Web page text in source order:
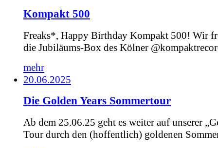
Kompakt 500
Freaks*, Happy Birthday Kompakt 500! Wir
die Jubiläums-Box des Kölner
mehr
20.06.2025
Die Golden Years Sommertour
Ab dem 25.06.25 geht es weiter auf unserer
Tour durch den (hoffentlich) goldenen